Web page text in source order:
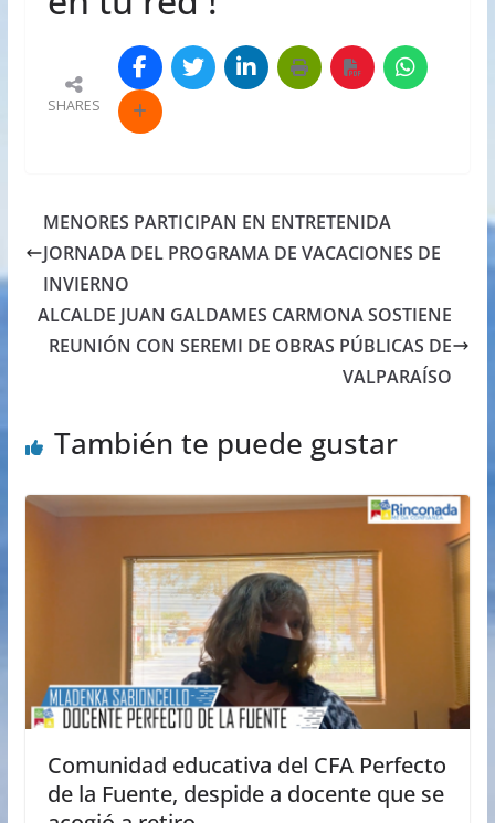
SHARES
MENORES PARTICIPAN EN ENTRETENIDA
JORNADA DEL PROGRAMA DE VACACIONES DE
INVIERNO
ALCALDE JUAN GALDAMES CARMONA SOSTIENE
REUNIÓN CON SEREMI DE OBRAS PÚBLICAS DE
VALPARAÍSO
También te puede gustar
Comunidad educativa del CFA Perfecto
de la Fuente, despide a docente que se